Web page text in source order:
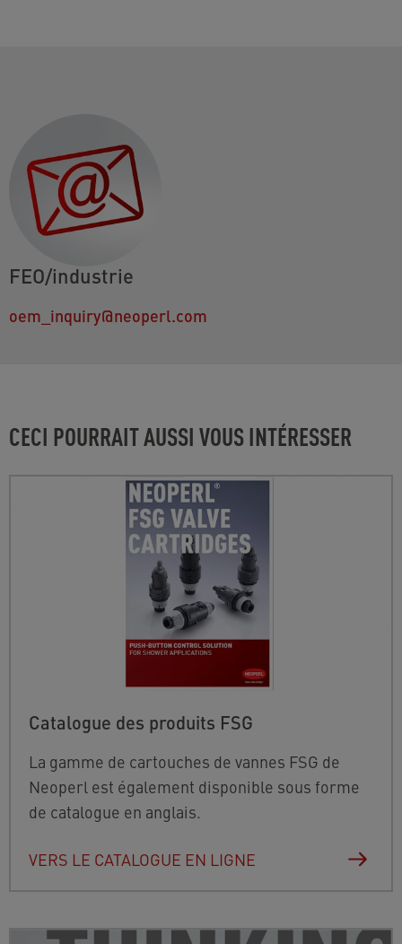
FEO/industrie
oem_inquiry@neoperl.com
CECI POURRAIT AUSSI VOUS INTÉRESSER
Catalogue des produits FSG
La gamme de cartouches de vannes FSG de
Neoperl est également disponible sous forme
de catalogue en anglais.
VERS LE CATALOGUE EN LIGNE